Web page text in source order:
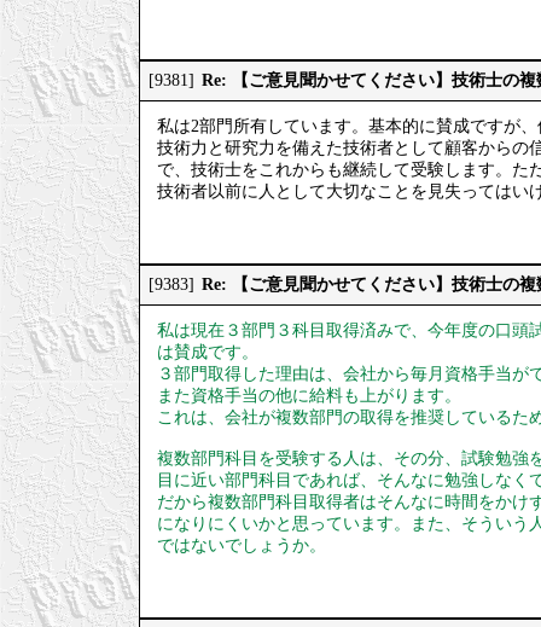
[9381] Re: 【ご意見聞かせてください】技術士の
私は2部門所有しています。基本的に賛成ですが
技術力と研究力を備えた技術者として顧客からの
で、技術士をこれからも継続して受験します。
技術者以前に人として大切なことを見失ってはい
[9383] Re: 【ご意見聞かせてください】技術士の
私は現在３部門３科目取得済みで、今年度の口頭
は賛成です。
３部門取得した理由は、会社から毎月資格手当が
また資格手当の他に給料も上がります。
これは、会社が複数部門の取得を推奨しているた
複数部門科目を受験する人は、その分、試験勉強
目に近い部門科目であれば、そんなに勉強しなく
だから複数部門科目取得者はそんなに時間をか
になりにくいかと思っています。また、そうい
ではないでしょうか。